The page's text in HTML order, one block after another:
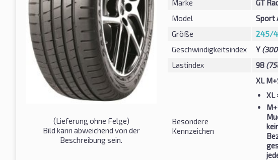
(Lieferung ohne Felge)
Bild kann abweichend von der
Beschreibung sein.
Marke
GT
Model
Sport
Größe
245/
Geschwindigkeitsindex
Y
Lastindex
98
Besondere
Kennzeichen
XL
XL